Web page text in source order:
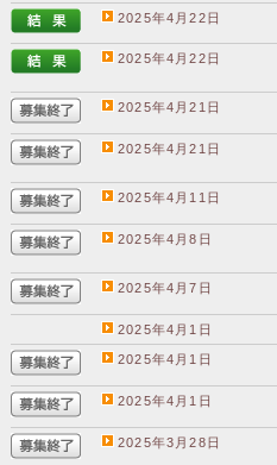
2025年4月22日
2025年4月22日
2025年4月21日
2025年4月21日
2025年4月11日
2025年4月8日
2025年4月7日
2025年4月1日
2025年4月1日
2025年4月1日
2025年3月28日